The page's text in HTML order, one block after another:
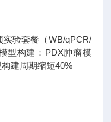
验套餐（WB/qPCR/
型构建：PDX肿瘤模
建周期缩短40%